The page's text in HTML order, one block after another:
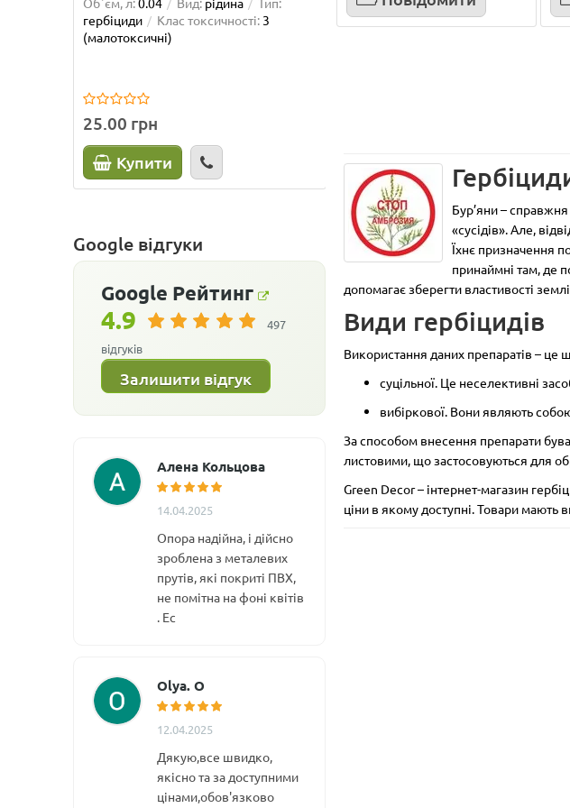
гербіциди
Клас токсичності: 3
(малотоксичні)
25.00 грн
Купити
гербіциди
Клас токсичності:
Купити
Google відгуки
Google Рейтинг
4.9
497
відгуків
Залишити відгук
Алена Кольцова
14.04.2025
Опора надійна, і дійсно
зроблена з металевих
прутів, які покриті ПВХ,
не помітна на фоні квітів
. Ес
Olya. O
12.04.2025
Дякую,все швидко,
якісно та за доступними
цінами,обов'язково
Бур’яни –
«сусідів». Але,
Їхнє призначення
принаймні там, де
допомагає зберегти властивості
Види гербіцидів
Використання даних препаратів – це
суцільної. Це неселективні
вибіркової. Вони являють
За способом внесення препарати
листовими, що застосовуються для
Green Decor – інтернет-магазин
ціни в якому доступні. Товари мають